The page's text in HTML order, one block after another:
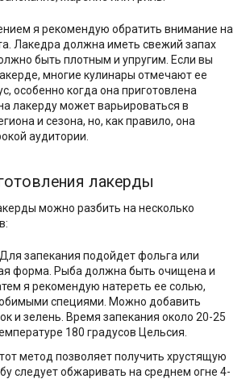
я рекомендую обратить внимание на
Лакедра должна иметь свежий запах
быть плотным и упругим. Если вы
многие кулинары отмечают ее
особенно когда она приготовлена
лакерду может варьироваться в
и сезона, но, как правило, она
аудитории.
лакерды
можно разбить на несколько
запекания подойдет фольга или
форма. Рыба должна быть очищена и
я рекомендую натереть ее солью,
специями. Можно добавить
и зелень. Время запекания около 20-25
180 градусов Цельсия.
метод позволяет получить хрустящую
следует обжаривать на среднем огне 4-